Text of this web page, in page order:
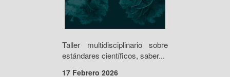
Taller multidisciplinario sobre
estándares científicos, saber...
17 Febrero 2026